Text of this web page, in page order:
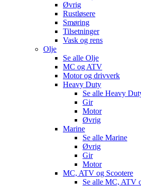
Øvrig
Rustløsere
Smøring
Tilsetninger
Vask og rens
Olje
Se alle Olje
MC og ATV
Motor og drivverk
Heavy Duty
Se alle Heavy
Gir
Motor
Øvrig
Marine
Se alle Marine
Øvrig
Gir
Motor
MC, ATV og Scootere
Se alle MC, ATV